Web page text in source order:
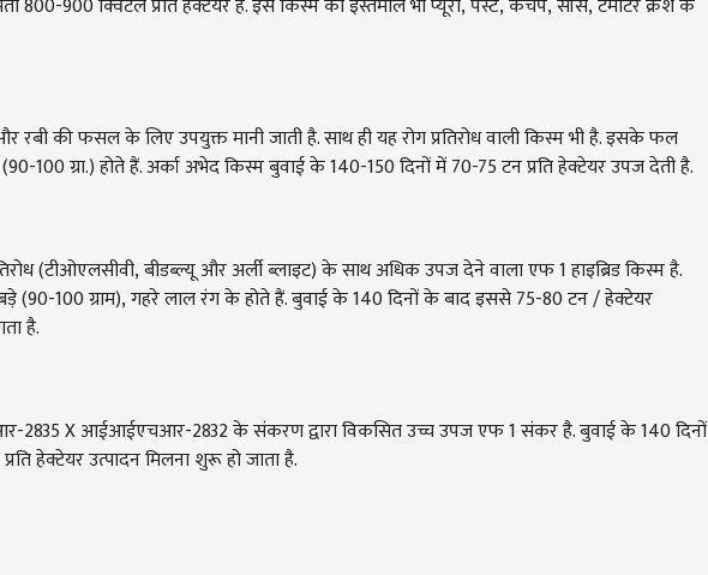
800-900क्विंटल प्रति हेक्टेयर है. इस किस्म का इस्तेमाल भी प्यूरी,पेस्ट,केचप,सॉस,टमाटर क्रश के
रबी की फसल के लिए उपयुक्त मानी जाती है. साथ ही यह रोग प्रतिरोध वाली किस्म भी है. इसके फल
90-100ग्रा.) होते हैं. अर्का अभेद किस्म बुवाई के140-150दिनों में70-75टन प्रति हेक्टेयर उपज देती है.
(टीओएलसीवी,बीडब्ल्यू और अर्ली ब्लाइट) के साथ अधिक उपज देने वाला एफ1हाइब्रिड किस्म है.
(90-100ग्राम),गहरे लाल रंग के होते हैं. बुवाई के 140 दिनों के बाद इससे75-80टन / हेक्टेयर
है.
2835 Xआईआईएचआर-2832के संकरण द्वारा विकसित उच्च उपज एफ1संकर है. बुवाई के 140 दिनों
हेक्टेयर उत्पादन मिलना शुरू हो जाता है.